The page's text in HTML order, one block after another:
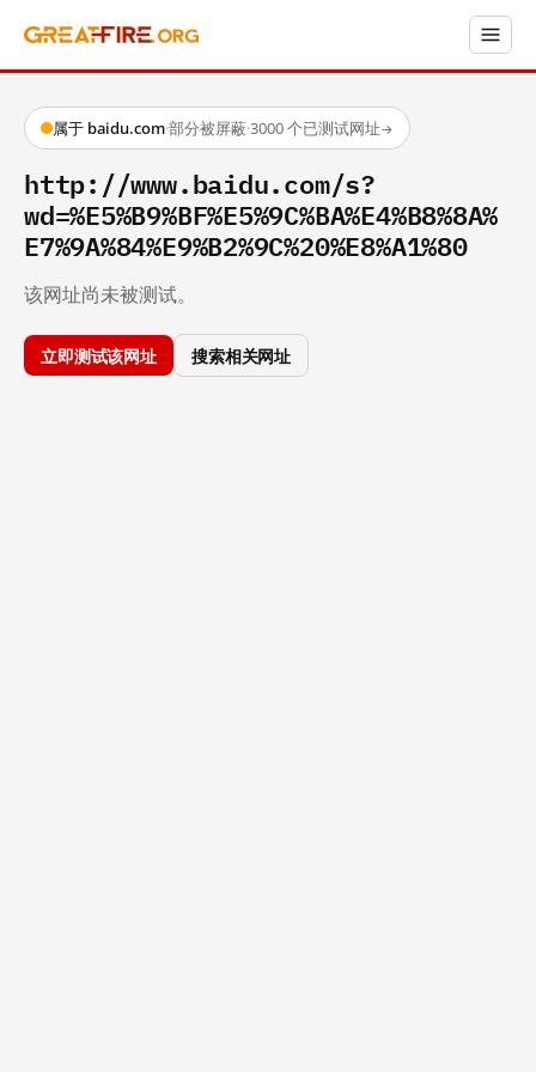
属于 baidu.com·部分被屏蔽·3000 个已测试网址→
http://www.baidu.com/s?
wd=%E5%B9%BF%E5%9C%BA%E4%B8%8A%
E7%9A%84%E9%B2%9C%20%E8%A1%80
该网址尚未被测试。
立即测试该网址 搜索相关网址